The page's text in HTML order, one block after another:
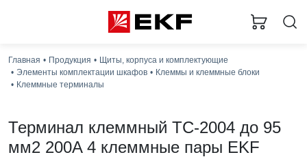
Главная Продукция
Щиты, корпуса и комплектующие
Элементы комплектации шкафов
Клеммы и клеммные блоки
Клеммные терминалы
Терминал клеммный TC-2004 до 95
мм2 200A 4 клеммные пары EKF